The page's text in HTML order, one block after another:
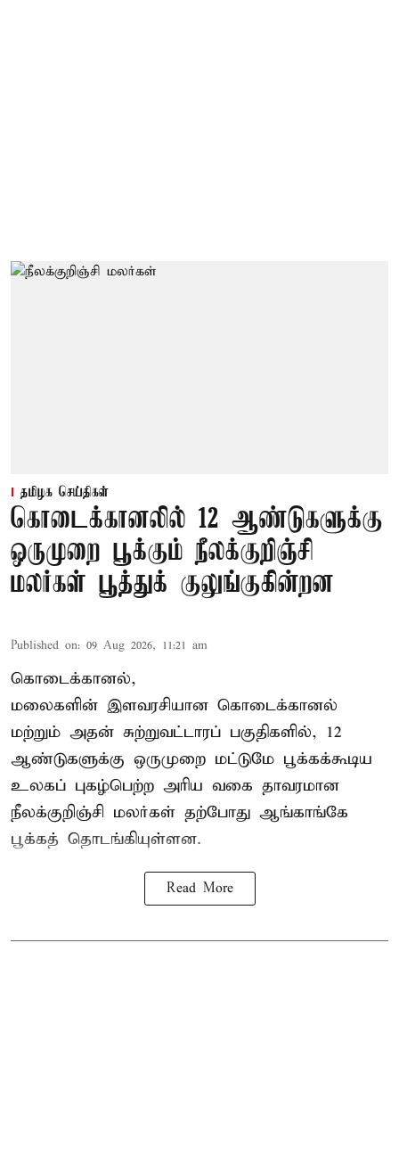
தமிழக செய்திகள்
கொடைக்கானலில் 12 ஆண்டுகளுக்கு
ஒருமுறை பூக்கும் நீலக்குறிஞ்சி
மலர்கள் பூத்துக் குலுங்குகின்றன
Published on: 09 Aug 2026, 11:21 am
கொடைக்கானல்,
மலைகளின் இளவரசியான கொடைக்கானல்
மற்றும் அதன் சுற்றுவட்டாரப் பகுதிகளில், 12
ஆண்டுகளுக்கு ஒருமுறை மட்டுமே பூக்கக்கூடிய
உலகப் புகழ்பெற்ற அரிய வகை தாவரமான
நீலக்குறிஞ்சி மலர்கள் தற்போது ஆங்காங்கே
பூக்கத் தொடங்கியுள்ளன.
Read More